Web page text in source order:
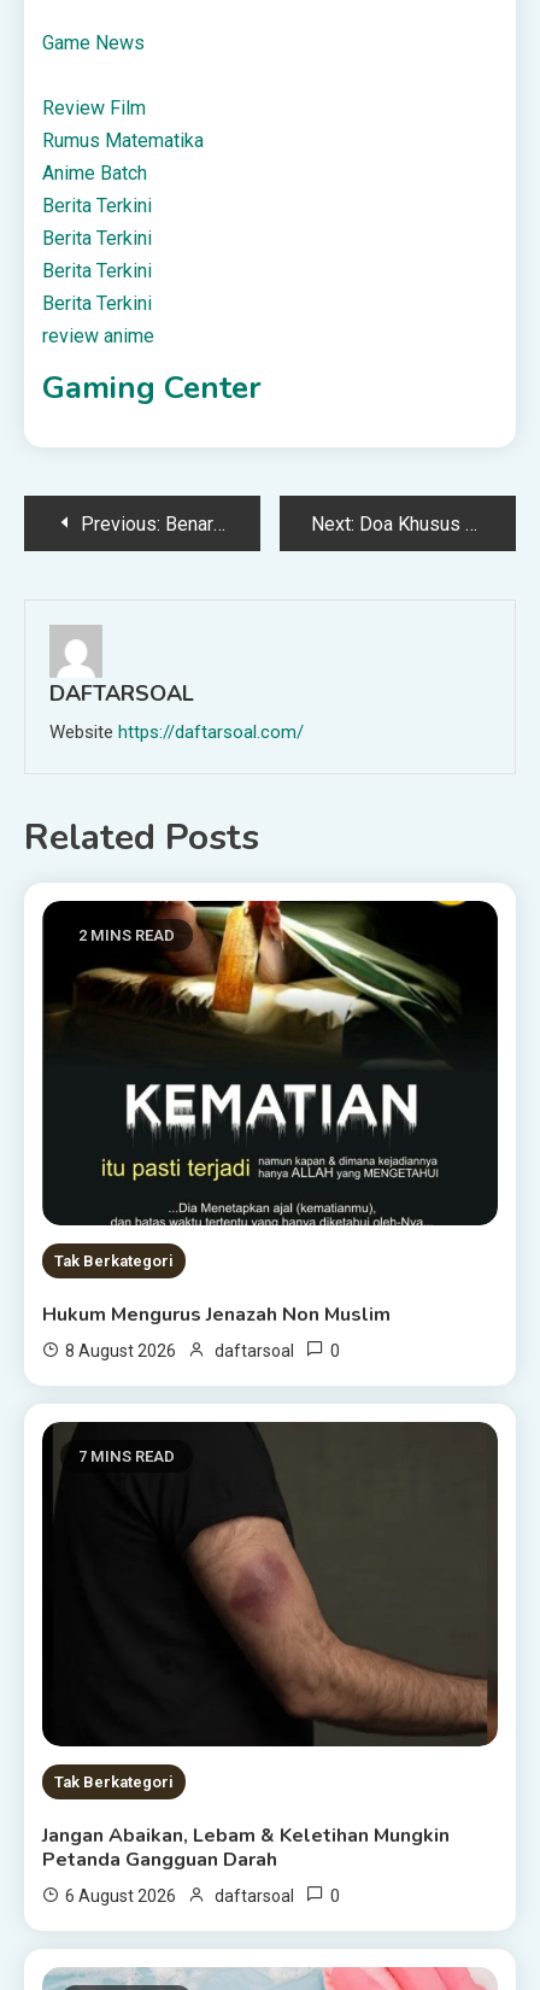
Game News
Review Film
Rumus Matematika
Anime Batch
Berita Terkini
Berita Terkini
Berita Terkini
Berita Terkini
review anime
Gaming Center
PostPrevious: Benarkah Bani Israil Itu Cerdas? Next: Doa Khusus Untuk Membuka Acara
DAFTARSOAL
Website https://daftarsoal.com/
Related Posts
2 MINS READ
Tak Berkategori
Hukum Mengurus Jenazah Non Muslim
8 August 2026 daftarsoal 0
7 MINS READ
Tak Berkategori
Jangan Abaikan, Lebam & Keletihan Mungkin
Petanda Gangguan Darah
6 August 2026 daftarsoal 0